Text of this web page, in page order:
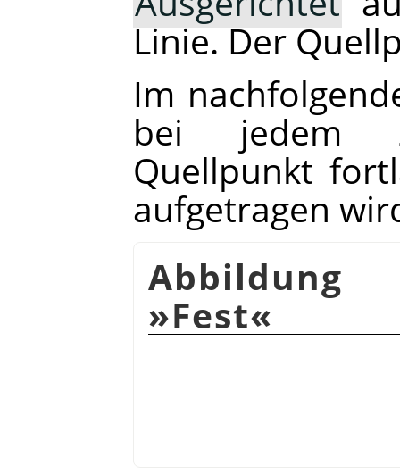
Linie. Der
Im
bei jedem
Quellpunkt
aufgetragen
Abbildung
»Fest«